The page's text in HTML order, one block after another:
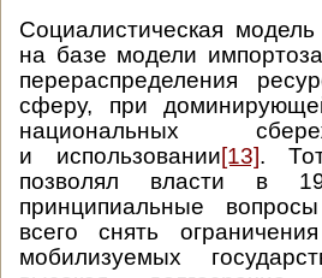
Социалистическая
на базе модели
перераспределения
сферу, при
национальных
и использовании[13].
позволял власти в
принципиальные
всего снять
мобилизуемых